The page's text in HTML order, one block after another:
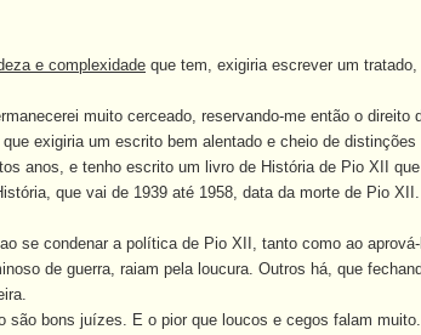
e complexidade que tem, exigiria escrever um
muito cerceado, reservando-me então o direito
exigiria um escrito bem alentado e cheio de
anos, e tenho escrito um livro de História de Pio XII
que vai de 1939 até 1958, data da morte de Pio
se condenar a política de Pio XII, tanto como ao
de guerra, raiam pela loucura. Outros há, que
são bons juízes. E o pior que loucos e cegos falam muito.